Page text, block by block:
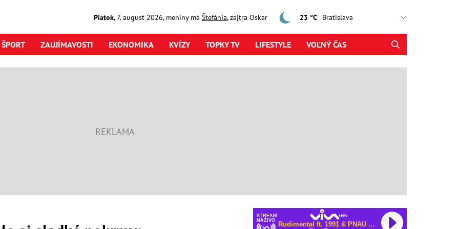
Piatok,7. august2026, meniny má Štefánia, zajtra Oskar 23 °C
ŠPORT ZAUJÍMAVOSTI EKONOMIKA KVÍZY TOPKY TV LIFESTYLE VOĽNÝ ČAS
STREAM
NAŽIVO
Rudimental ft. 1991 & PNAU & AR/CO